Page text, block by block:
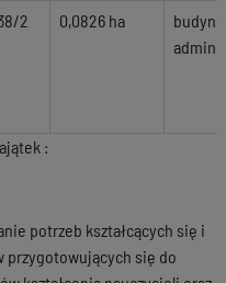
:
2 0,0826 ha
potrzeb kształcących się i
przygotowujących się do